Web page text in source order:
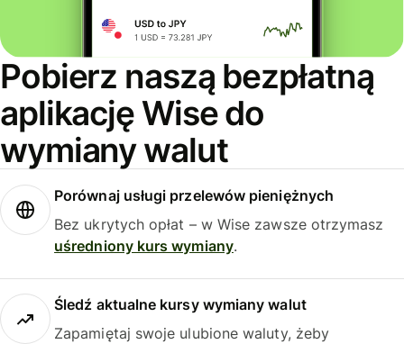
Pobierz naszą bezpłatną
aplikację Wise do
wymiany walut
Porównaj usługi przelewów pieniężnych
Bez ukrytych opłat – w Wise zawsze otrzymasz
uśredniony kurs wymiany.
Śledź aktualne kursy wymiany walut
Zapamiętaj swoje ulubione waluty, żeby